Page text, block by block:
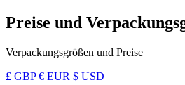
Preise und
Verpackungsgrößen und Preise
£ GBP€ EUR $ USD